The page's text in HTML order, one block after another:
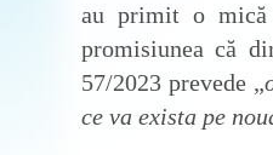
au primit o mică
promisiunea că
57/2023 prevede „
ce va exista pe